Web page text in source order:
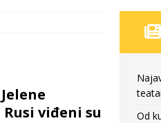
poglavlje likovnog programa Grada
viđeni su
Od